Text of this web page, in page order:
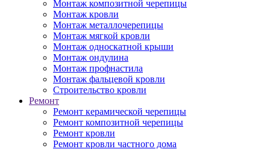
Монтаж композитной черепицы
Монтаж кровли
Монтаж металлочерепицы
Монтаж мягкой кровли
Монтаж односкатной крыши
Монтаж ондулина
Монтаж профнастила
Монтаж фальцевой кровли
Строительство кровли
Ремонт
Ремонт керамической черепицы
Ремонт композитной черепицы
Ремонт кровли
Ремонт кровли частного дома